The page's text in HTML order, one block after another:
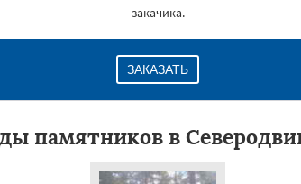
закачика.
ЗАКАЗАТЬ
памятников в